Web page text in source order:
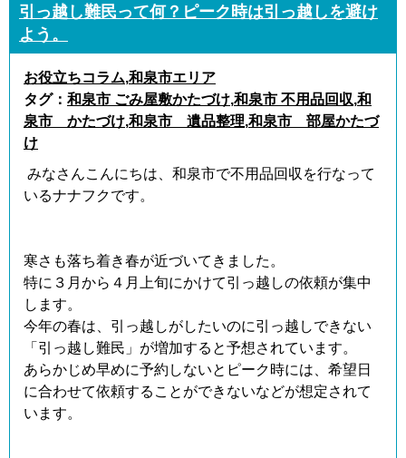
引っ越し難民って何？ピーク時は引っ越しを避け
よう。
お役立ちコラム,和泉市エリア
タグ： 和泉市 ごみ屋敷かたづけ,和泉市 不用品回収,和
泉市 かたづけ,和泉市 遺品整理,和泉市 部屋かたづ
け
みなさんこんにちは、和泉市で不用品回収を行なって
いるナナフクです。
寒さも落ち着き春が近づいてきました。
特に３月から４月上旬にかけて引っ越しの依頼が集中
します。
今年の春は、引っ越しがしたいのに引っ越しできない
「引っ越し難民」が増加すると予想されています。
あらかじめ早めに予約しないとピーク時には、希望日
に合わせて依頼することができないなどが想定されて
います。